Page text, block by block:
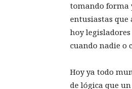
tomando forma
entusiastas que
hoy
cuando nadie o
Hoy ya todo
de lógica que